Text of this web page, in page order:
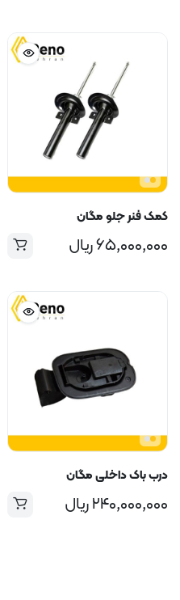
کمک فنر جلو مگان
۶۵,۰۰۰,۰۰۰ریال
درب باک داخلی مگان
۲۴۰,۰۰۰,۰۰۰ریال